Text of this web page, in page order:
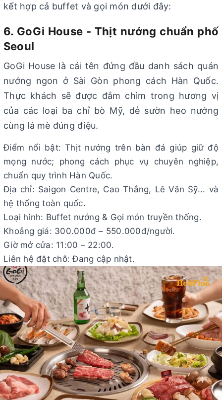
kết hợp cả buffet và gọi món dưới đây:
6. GoGi House - Thịt nướng chuẩn phố
Seoul
GoGi House là cái tên đứng đầu danh sách quán
nướng ngon ở Sài Gòn phong cách Hàn Quốc.
Thực khách sẽ được đắm chìm trong hương vị
của các loại ba chỉ bò Mỹ, dẻ sườn heo nướng
cùng lá mè đúng điệu.
Điểm nổi bật: Thịt nướng trên bàn đá giúp giữ độ
mọng nước; phong cách phục vụ chuyên nghiệp,
chuẩn quy trình Hàn Quốc.
Địa chỉ: Saigon Centre, Cao Thắng, Lê Văn Sỹ... và
hệ thống toàn quốc.
Loại hình: Buffet nướng & Gọi món truyền thống.
Khoảng giá: 300.000đ – 550.000đ/người.
Giờ mở cửa: 11:00 – 22:00.
Liên hệ đặt chỗ: Đang cập nhật.